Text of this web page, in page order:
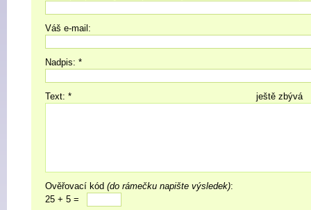
Váš e-mail:
Nadpis: *
ještě zbývá
Text: *
Ověřovací kód (do rámečku napište výsledek):
25 + 5 =